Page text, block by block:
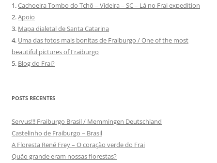
1.Cachoeira Tombo do Tchô – Videira – SC – Lá no Frai expedition
2.Apoio
3. Mapa dialetal de Santa Catarina
4. Uma das fotos mais bonitas de Fraiburgo / One of the most
beautiful pictures of Fraiburgo
5. Blog do Frai?
POSTS RECENTES
Servus!!! Fraiburgo Brasil / Memmingen Deutschland
Castelinho de Fraiburgo – Brasil
A Floresta René Frey – O coração verde do Frai
Quão grande eram nossas florestas?